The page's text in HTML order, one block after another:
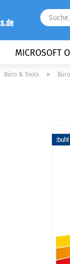
MICROSOFT
Büro & Tools »